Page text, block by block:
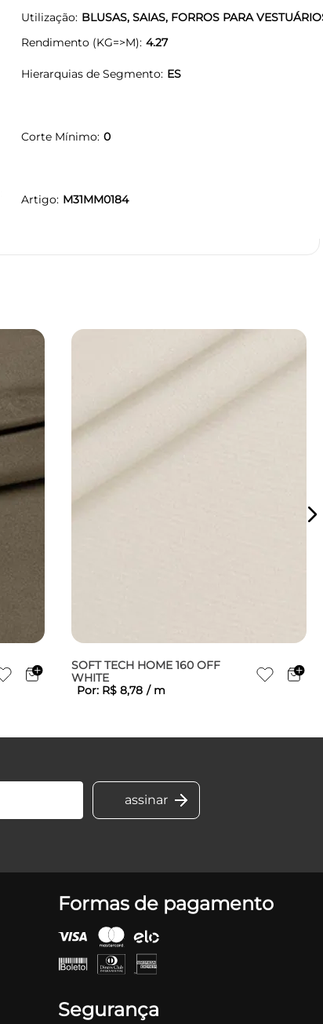
Utilização BLUSAS, SAIAS, FORROS PARA
Rendimento (KG=>M) 4.27
Hierarquias de Segmento ES
Corte Mínimo 0
Artigo M31MM0184
SOFT TECH HOME 160 OFF
WHITE
Por: R$ 8,78 / m
Formas de pagamento
Segurança